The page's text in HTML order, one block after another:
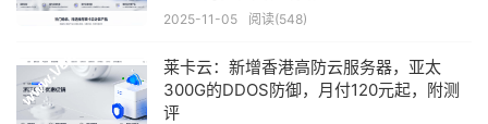
2025-11-05 阅读(548)
莱卡云：新增香港高防云服务器，亚太
300G的DDOS防御，月付120元起，附测
评